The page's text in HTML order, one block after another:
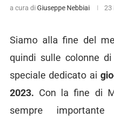
a cura diGiuseppe Nebbiai 23
Siamo alla fine del
quindi sulle colonne
speciale dedicato ai
2023. Con la fine di
sempre importante